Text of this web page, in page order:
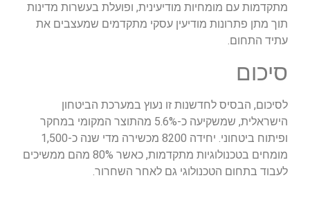
מתקדמות עם מומחיות מודיעינית, ופועלת בעשרות מדינות
תוך מתן פתרונות מודיעין עסקי מתקדמים שמעצבים את
עתיד התחום.
סיכום
לסיכום, הבסיס לחדשנות זו נעוץ במערכת הביטחון
הישראלית, שמשקיעה כ-5.6% מהתוצר המקומי במחקר
ופיתוח ביטחוני. יחידה 8200 מכשירה מדי שנה כ-1,500
מומחים בטכנולוגיות מתקדמות, כאשר 80% מהם ממשיכים
לעבוד בתחום הטכנולוגי גם לאחר השחרור.